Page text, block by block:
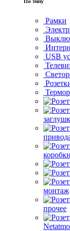
Рамки
USB
коробки
монтаж
прочее
Netatmo